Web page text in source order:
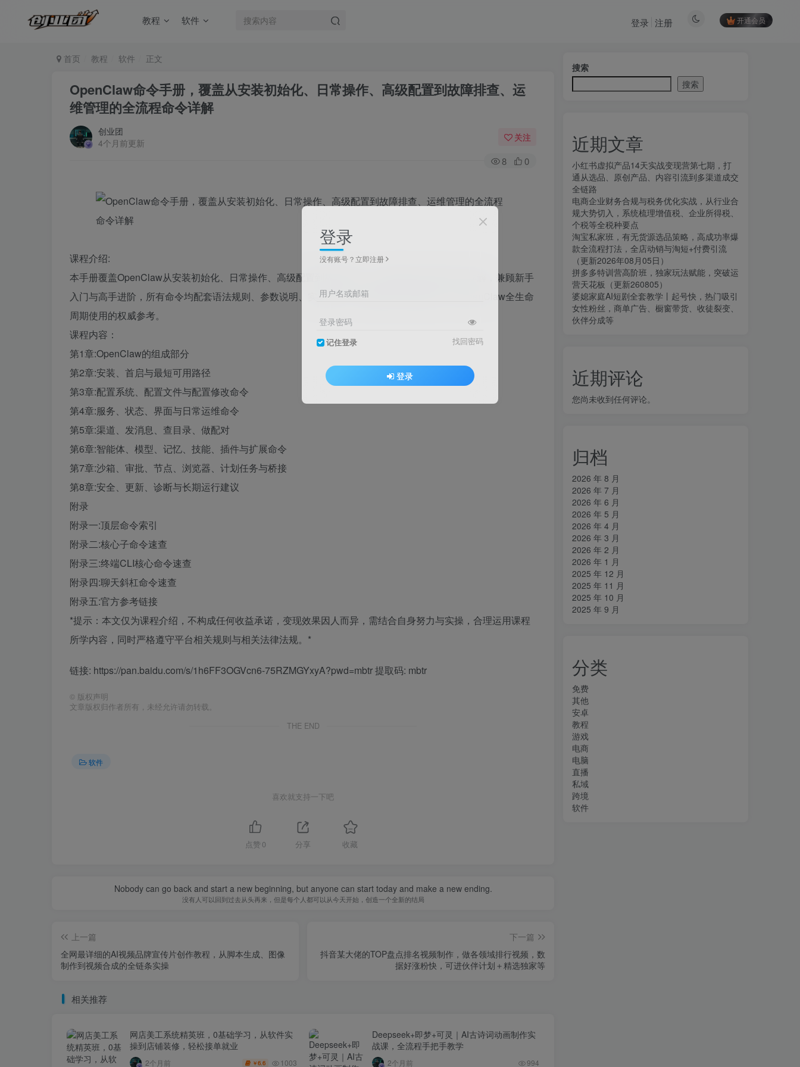
教程 软件 开通会员
登录 注册
首页 教程 软件 正文
OpenClaw命令手册，覆盖从安装初始化、日常操作、高级配置到故障排查、运
维管理的全流程命令详解
创业团
4个月前更新
关注
8 0
课程介绍:
本手册覆盖OpenClaw从安装初始化、日常操作、高级配置到故障排查、运维管理的全流程命令详解，兼顾新手
入门与高手进阶，所有命令均配套语法规则、参数说明、实战示例、使用场景与避坑指南，是OpenClaw全生命
周期使用的权威参考。
课程内容：
第1章:OpenClaw的组成部分
第2章:安装、首启与最短可用路径
第3章:配置系统、配置文件与配置修改命令
第4章:服务、状态、界面与日常运维命令
第5章:渠道、发消息、查目录、做配对
第6章:智能体、模型、记忆、技能、插件与扩展命令
第7章:沙箱、审批、节点、浏览器、计划任务与桥接
第8章:安全、更新、诊断与长期运行建议
附录
附录一:顶层命令索引
附录二:核心子命令速查
附录三:终端CLI核心命令速查
附录四:聊天斜杠命令速查
附录五:官方参考链接
*提示：本文仅为课程介绍，不构成任何收益承诺，变现效果因人而异，需结合自身努力与实操，合理运用课程
所学内容，同时严格遵守平台相关规则与相关法律法规。*
链接: https://pan.baidu.com/s/1h6FF3OGVcn6-75RZMGYxyA?pwd=mbtr 提取码: mbtr
© 版权声明
文章版权归作者所有，未经允许请勿转载。
THE END
软件
喜欢就支持一下吧
点赞 0 分享 收藏
Nobody can go back and start a new beginning, but anyone can start today and make a new ending.
没有人可以回到过去从头再来，但是每个人都可以从今天开始，创造一个全新的结局
上一篇
全网最详细的AI视频品牌宣传片创作教程，从脚本生成、图像
制作到视频合成的全链条实操
下一篇
抖音某大佬的TOP盘点排名视频制作，做各领域排行视频，数
据好涨粉快，可进伙伴计划＋精选独家等
相关推荐
网店美工系统精英班，0基础学习，从软件实
操到店铺装修，轻松接单就业
2个月前 ￥6.6 1003
Deepseek+即梦+可灵｜AI古诗词动画制作实
战课，全流程手把手教学
2个月前 994
搜索
搜索
近期文章
小红书虚拟产品14天实战变现营第七期，打
通从选品、原创产品、内容引流到多渠道成交
全链路
电商企业财务合规与税务优化实战，从行业合
规大势切入，系统梳理增值税、企业所得税、
个税等全税种要点
淘宝私家班，有无货源选品策略，高成功率爆
款全流程打法，全店动销与淘短+付费引流
（更新2026年08月05日）
拼多多特训营高阶班，独家玩法赋能，突破运
营天花板（更新260805）
婆媳家庭AI短剧全套教学丨起号快，热门吸引
女性粉丝，商单广告、橱窗带货、收徒裂变、
伙伴分成等
近期评论
您尚未收到任何评论。
归档
2026 年 8 月
2026 年 7 月
2026 年 6 月
2026 年 5 月
2026 年 4 月
2026 年 3 月
2026 年 2 月
2026 年 1 月
2025 年 12 月
2025 年 11 月
2025 年 10 月
2025 年 9 月
分类
免费
其他
安卓
教程
游戏
电商
电脑
直播
私域
跨境
软件
登录
没有账号？立即注册
用户名或邮箱
登录密码
记住登录 找回密码
登录